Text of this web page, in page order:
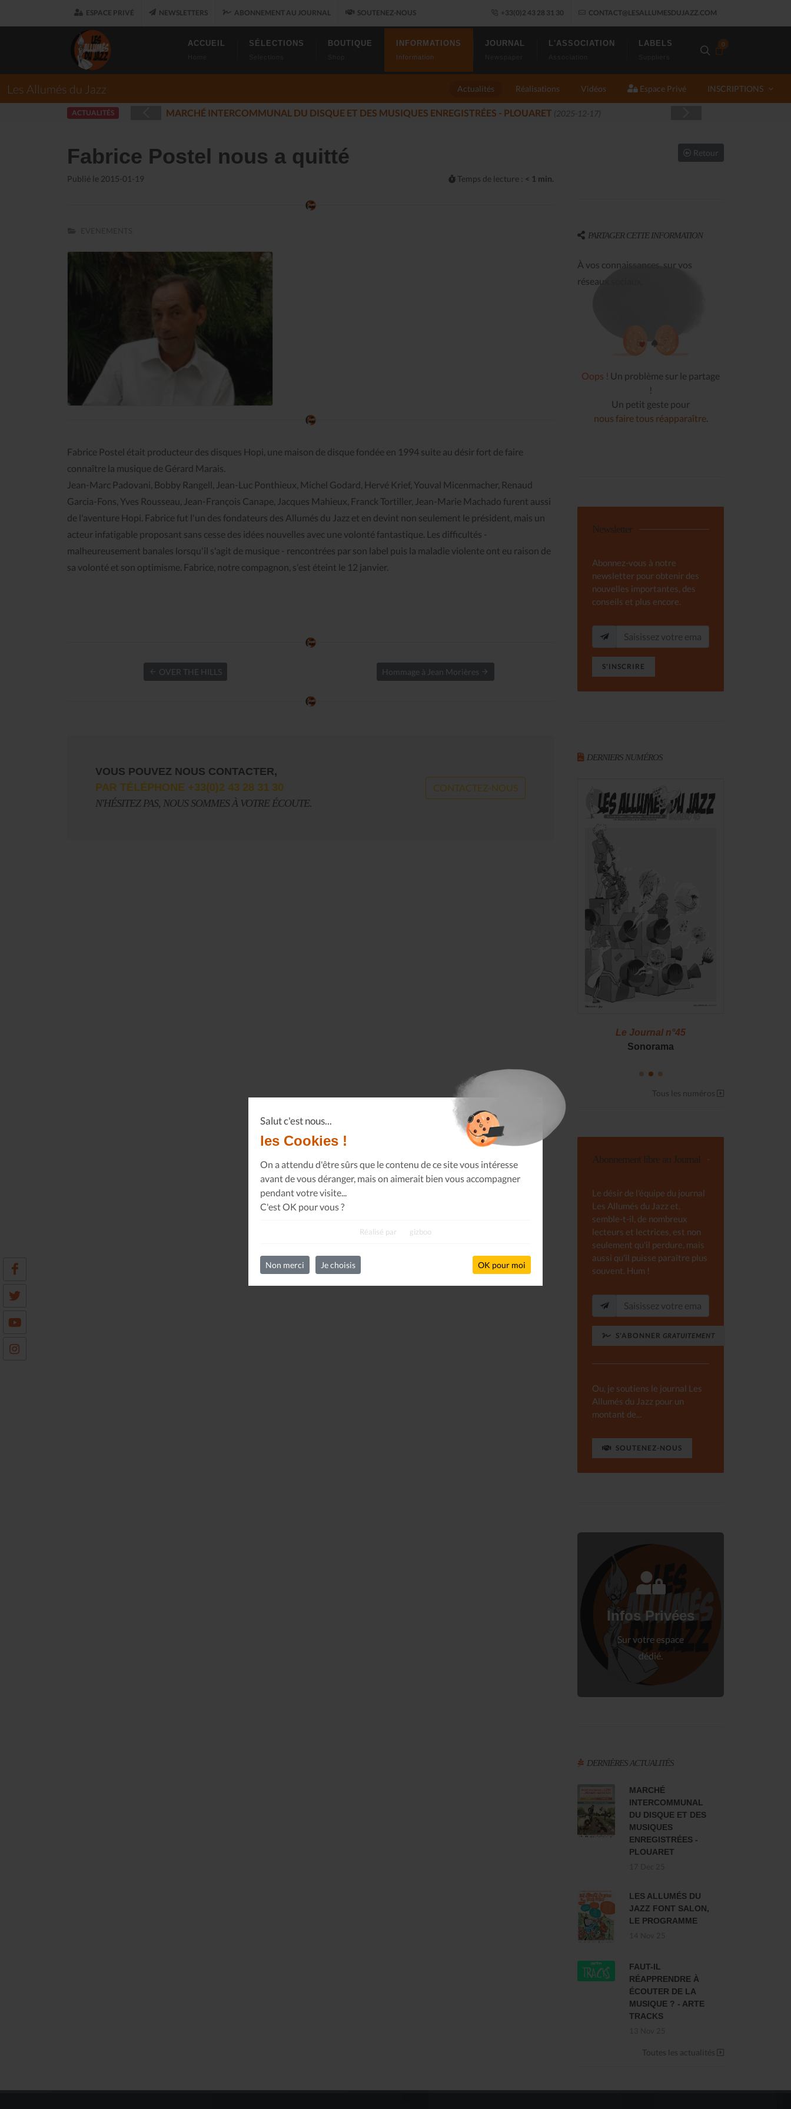
Salut c'est nous...
les Cookies !
On a attendu d'être sûrs que le contenu de ce site vous intéresse
avant de vous déranger, mais on aimerait bien vous accompagner
pendant votre visite...
C'est OK pour vous ?
Réalisé par gizboo
Non merci Je choisis OK pour moi
ESPACE PRIVÉ NEWSLETTERS ABONNEMENT AU JOURNAL SOUTENEZ-NOUS +33(0)2 43 28 31 30 CONTACT@LESALLUMESDUJAZZ.COM
0
ACCUEIL SÉLECTIONS BOUTIQUE INFORMATIONS
Information
JOURNAL L'ASSOCIATION LABELS
Les Allumés du Jazz Actualités Réalisations Vidéos Espace Privé INSCRIPTIONS
ACTUALITÉS LES ALLUMÉS DU JAZZ FONT SALON, LE PROGRAMME (2025-11-14)
Fabrice Postel nous a quitté
Publié le 2015-01-19 Temps de lecture : < 1 min.
Fabrice Postel était producteur des disques Hopi, une maison de disque fondée en 1994 suite au désir fort de faire
connaître la musique de Gérard Marais.
Jean-Marc Padovani, Bobby Rangell, Jean-Luc Ponthieux, Michel Godard, Hervé Krief, Youval Micenmacher, Renaud
Garcia-Fons, Yves Rousseau, Jean-François Canape, Jacques Mahieux, Franck Tortiller, Jean-Marie Machado furent aussi
de l'aventure Hopi. Fabrice fut l'un des fondateurs des Allumés du Jazz et en devint non seulement le président, mais un
acteur infatigable proposant sans cesse des idées nouvelles avec une volonté fantastique. Les difficultés -
malheureusement banales lorsqu'il s'agit de musique - rencontrées par son label puis la maladie violente ont eu raison de
sa volonté et son optimisme. Fabrice, notre compagnon, s'est éteint le 12 janvier.
OVER THE HILLS Hommage à Jean Morières
VOUS POUVEZ NOUS CONTACTER,
PAR TÉLÉPHONE +33(0)2 43 28 31 30
N'HÉSITEZ PAS, NOUS SOMMES À VOTRE ÉCOUTE.
CONTACTEZ-NOUS
Retour
PARTAGER CETTE INFORMATION
À vos connaissances, sur vos
réseaux sociaux.
Oops ! Un problème sur le partage
!
Un petit geste pour
nous faire tous réapparaître.
Newsletter
Abonnez-vous à notre
newsletter pour obtenir des
nouvelles importantes, des
conseils et plus encore.
S'INSCRIRE
DERNIERS NUMÉROS
Le Journal n°45
Sonorama
Tous les numéros
Abonnement libre au Journal
Le désir de l'équipe du journal
Les Allumés du Jazz et,
semble-t-il, de nombreux
lecteurs et lectrices, est non
seulement qu'il perdure, mais
aussi qu'il puisse paraître plus
souvent. Hum !
S'ABONNER GRATUITEMENT
Ou, je soutiens le journal Les
Allumés du Jazz pour un
montant de...
SOUTENEZ-NOUS
Infos Privées
Sur votre espace
dédié.
Connectez-vous
à votre espace privé.
DERNIÈRES ACTUALITÉS
MARCHÉ
INTERCOMMUNAL
DU DISQUE ET DES
MUSIQUES
ENREGISTRÉES -
PLOUARET
LES ALLUMÉS DU
JAZZ FONT SALON,
LE PROGRAMME
FAUT-IL
RÉAPPRENDRE À
ÉCOUTER DE LA
MUSIQUE ? - ARTE
TRACKS
Toutes les actualités